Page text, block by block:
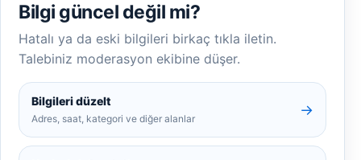
Bilgi güncel değil mi?
Hatalı ya da eski bilgileri birkaç tıkla iletin.
Talebiniz moderasyon ekibine düşer.
Bilgileri düzelt
Adres, saat, kategori ve diğer alanlar
→